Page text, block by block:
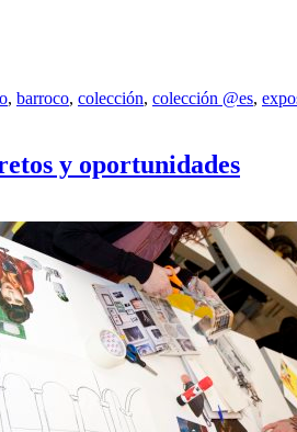
, barroco, colección, colección @es,
y oportunidades